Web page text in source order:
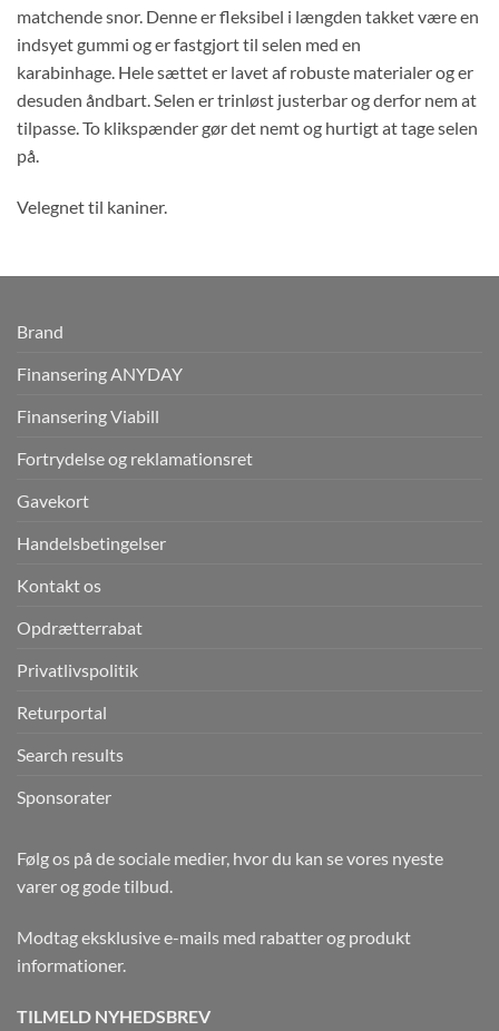
matchende snor. Denne er fleksibel i længden takket være en
indsyet gummi og er fastgjort til selen med en
karabinhage. Hele sættet er lavet af robuste materialer og er
desuden åndbart. Selen er trinløst justerbar og derfor nem at
tilpasse. To klikspænder gør det nemt og hurtigt at tage selen
på.
Velegnet til kaniner.
Brand
Finansering ANYDAY
Finansering Viabill
Fortrydelse og reklamationsret
Gavekort
Handelsbetingelser
Kontakt os
Opdrætterrabat
Privatlivspolitik
Returportal
Search results
Sponsorater
Følg os på de sociale medier, hvor du kan se vores nyeste
varer og gode tilbud.
Modtag eksklusive e-mails med rabatter og produkt
informationer.
TILMELD NYHEDSBREV